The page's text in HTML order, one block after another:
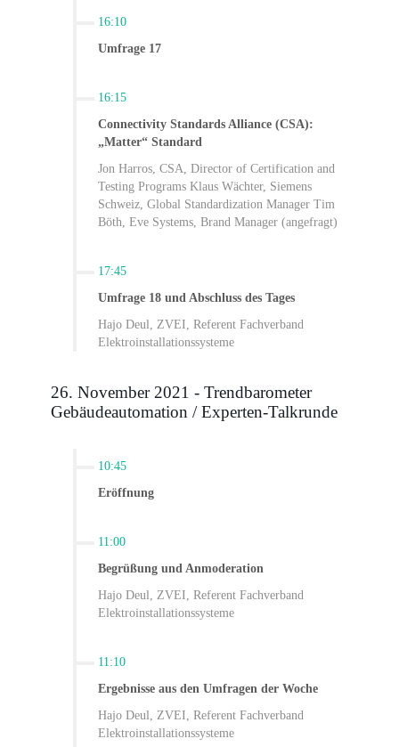
16:10
Umfrage 17
16:15
Connectivity Standards Alliance (CSA):
„Matter“ Standard
Jon Harros, CSA, Director of Certification and
Testing Programs Klaus Wächter, Siemens
Schweiz, Global Standardization Manager Tim
Böth, Eve Systems, Brand Manager (angefragt)
17:45
Umfrage 18 und Abschluss des Tages
Hajo Deul, ZVEI, Referent Fachverband
Elektroinstallationssysteme
26. November 2021 - Trendbarometer
Gebäudeautomation / Experten-Talkrunde
10:45
Eröffnung
11:00
Begrüßung und Anmoderation
Hajo Deul, ZVEI, Referent Fachverband
Elektroinstallationssysteme
11:10
Ergebnisse aus den Umfragen der Woche
Hajo Deul, ZVEI, Referent Fachverband
Elektroinstallationssysteme